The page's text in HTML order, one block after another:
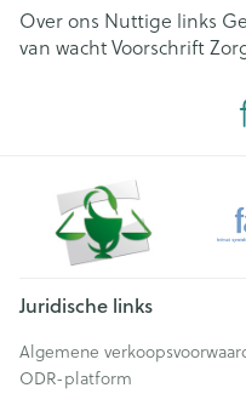
Over ons Nuttige links
van wachtVoorschrift
Juridische links
Algemene
ODR-platform